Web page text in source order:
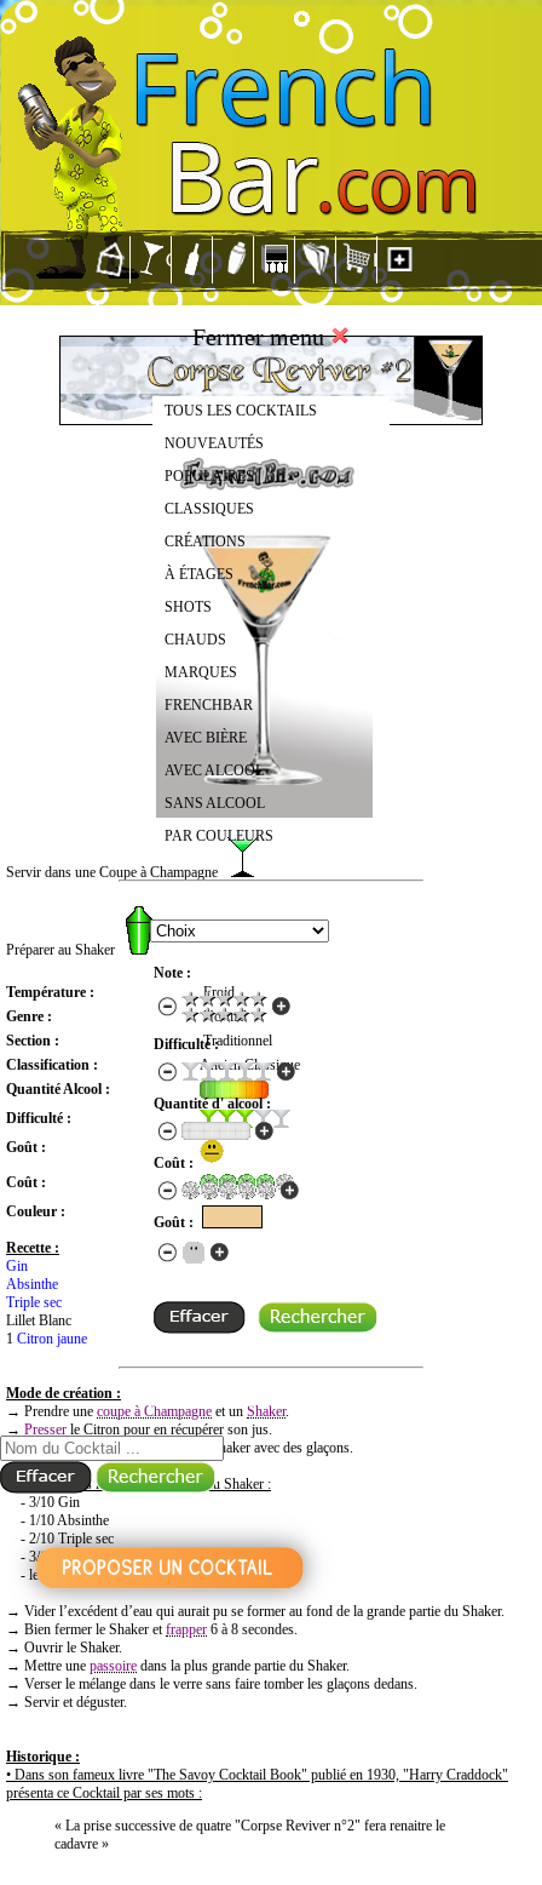
Fermer menu
TOUS LES COCKTAILS
NOUVEAUTÉS
POPULAIRES
CLASSIQUES
CRÉATIONS
À ÉTAGES
SHOTS
CHAUDS
MARQUES
FRENCHBAR
AVEC BIÈRE
AVEC ALCOOL
SANS ALCOOL
PAR COULEURS
Note :
Difficulté :
Quantité d' alcool :
Coût :
Goût :
RECHERCHE COCKTAIL PAR NOM
Servir dans une Coupe à Champagne
Préparer au Shaker
Température :
Froid
Genre :
Normal
Section :
Traditionnel
Classification :
Ancien Classique
Quantité Alcool :
Difficulté :
Goût :
Coût :
Couleur :
Recette :
Gin
Absinthe
Triple sec
Lillet Blanc
1 Citron jaune
Mode de création :
→ Prendre une coupe à Champagne et un Shaker.
→ Presser le Citron pour en récupérer son jus.
→ Remplir la plus grande partie du Shaker avec des glaçons.
→Mettre dans la plus petite partie du Shaker :
- 3/10 Gin
- 1/10 Absinthe
- 2/10 Triple sec
- 3/10 Lillet Blanc
- le jus du Citron
→ Vider l’excédent d’eau qui aurait pu se former au fond de la grande partie du Shaker.
→ Bien fermer le Shaker etfrapper 6 à 8 secondes.
→ Ouvrir le Shaker.
→ Mettre une passoire dans la plus grande partie du Shaker.
→ Verser le mélange dans le verre sans faire tomber les glaçons dedans.
→ Servir et déguster.
Historique :
• Dans son fameux livre "The Savoy Cocktail Book" publié en 1930, "Harry Craddock"
présenta ce Cocktail par ses mots :
« La prise successive de quatre "Corpse Reviver n°2" fera renaitre le
cadavre »